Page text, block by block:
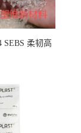
SEBS 柔韧高